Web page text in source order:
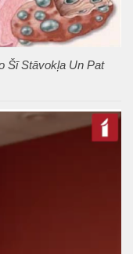
Šī Stāvokļa Un Pat